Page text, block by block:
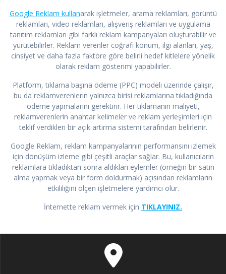
Google Reklam kullanarak işletmeler, arama reklamları, görüntü
reklamları, video reklamları, alışveriş reklamları ve uygulama
tanıtım reklamları gibi farklı reklam kampanyaları oluşturabilir ve
yürütebilirler. Reklam verenler coğrafi konum, ilgi alanları, yaş,
cinsiyet ve daha fazla faktöre göre belirli hedef kitlelere yönelik
olarak reklam gösterimi yapabilirler.
Platform, tıklama başına ödeme (PPC) modeli üzerinde çalışır,
bu da reklamverenlerin yalnızca birisi reklamlarına tıkladığında
ödeme yapmalarını gerektirir. Her tıklamanın maliyeti,
reklamverenlerin anahtar kelimeler ve reklam yerleşimleri için
teklif verdikleri bir açık artırma sistemi tarafından belirlenir.
Google Reklam, reklam kampanyalarının performansını izlemek
için dönüşüm izleme gibi çeşitli araçlar sağlar. Bu, kullanıcıların
reklamlara tıkladıktan sonra aldıkları eylemler (örneğin bir satın
alma yapmak veya bir form doldurmak) açısından reklamların
etkililiğini ölçen işletmelere yardımcı olur.
İnternette reklam vermek için TIKLAYINIZ.